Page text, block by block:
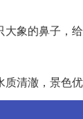
象的鼻子，给
清澈，景色